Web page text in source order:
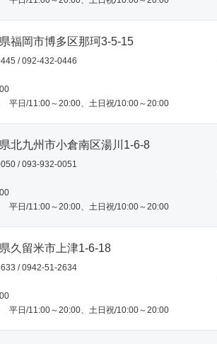
ラー
ー配送サービス
検索する
福岡市博多区那珂3-5-15
/ 092-432-0446
平日/11:00～20:00、土日祝/10:00～20:00
北九州市小倉南区湯川1-6-8
/ 093-932-0051
平日/11:00～20:00、土日祝/10:00～20:00
久留米市上津1-6-18
/ 0942-51-2634
平日/11:00～20:00、土日祝/10:00～20:00